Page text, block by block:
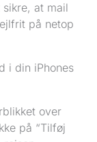
at mail
på netop
i din iPhones
over
på “Tilføj